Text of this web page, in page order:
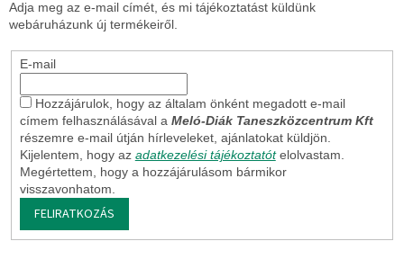
Adja meg az e-mail címét, és mi tájékoztatást küldünk
webáruházunk új termékeiről.
E-mail
Hozzájárulok, hogy az általam önként megadott e-mail
címem felhasználásával a Meló-Diák Taneszközcentrum Kft
részemre e-mail útján hírleveleket, ajánlatokat küldjön.
Kijelentem, hogy az adatkezelési tájékoztatót elolvastam.
Megértettem, hogy a hozzájárulásom bármikor
visszavonhatom.
FELIRATKOZÁS